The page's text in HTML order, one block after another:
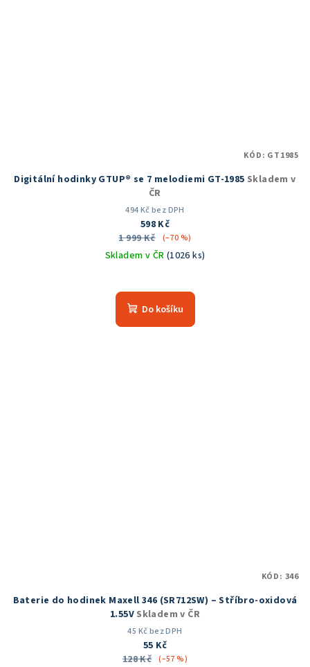
Digitální hodinky GTUP® se 7 melodiemi GT-1985 Skladem v
ČR
494 Kč bez DPH
598 Kč
1 999 Kč
(–70 %)
Skladem v ČR (1026 ks)
hodnocení
produktu
Do košíku
KÓD: GT1985
Baterie do hodinek Maxell 346 (SR712SW) – Stříbro-oxidová
1.55V Skladem v ČR
45 Kč bez DPH
55 Kč
128 Kč (–57 %)
KÓD: 346